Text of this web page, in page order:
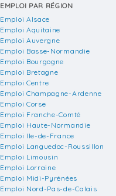
EMPLOI PAR RÉGION
Emploi Alsace
Emploi Aquitaine
Emploi Auvergne
Emploi Basse-Normandie
Emploi Bourgogne
Emploi Bretagne
Emploi Centre
Emploi Champagne-Ardenne
Emploi Corse
Emploi Franche-Comté
Emploi Haute-Normandie
Emploi Ile-de-France
Emploi Languedoc-Roussillon
Emploi Limousin
Emploi Lorraine
Emploi Midi-Pyrénées
Emploi Nord-Pas-de-Calais